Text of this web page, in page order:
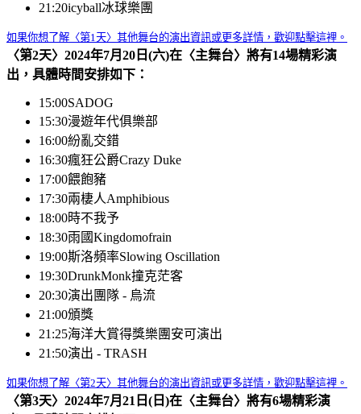
21:20icyball冰球樂團
如果你想了解〈第1天〉其他舞台的演出資訊或更多詳情，歡迎點擊這裡。
〈第2天〉2024年7月20日(六)在〈主舞台〉將有14場精彩演
出，具體時間安排如下：
15:00SADOG
15:30漫遊年代俱樂部
16:00紛亂交錯
16:30瘋狂公爵Crazy Duke
17:00餵飽豬
17:30兩棲人Amphibious
18:00時不我予
18:30雨國Kingdomofrain
19:00斯洛頻率Slowing Oscillation
19:30DrunkMonk撞克茫客
20:30演出團隊 - 烏流
21:00頒獎
21:25海洋大賞得獎樂團安可演出
21:50演出 - TRASH
如果你想了解〈第2天〉其他舞台的演出資訊或更多詳情，歡迎點擊這裡。
〈第3天〉2024年7月21日(日)在〈主舞台〉將有6場精彩演